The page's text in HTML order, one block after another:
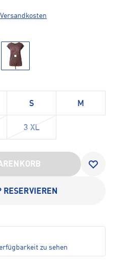
Versandkosten
S M
3 XL
RESERVIEREN
zu sehen